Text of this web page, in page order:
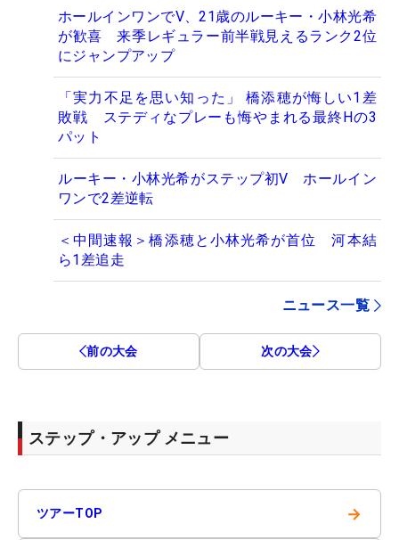
ホールインワンでV、21歳のルーキー・小林光希
が歓喜 来季レギュラー前半戦見えるランク2位
にジャンプアップ
「実力不足を思い知った」 橋添穂が悔しい1差
敗戦 ステディなプレーも悔やまれる最終Hの3
パット
ルーキー・小林光希がステップ初V ホールイン
ワンで2差逆転
＜中間速報＞橋添穂と小林光希が首位 河本結
ら1差追走
ニュース一覧
前の大会 次の大会
ステップ・アップ メニュー
ツアーTOP →